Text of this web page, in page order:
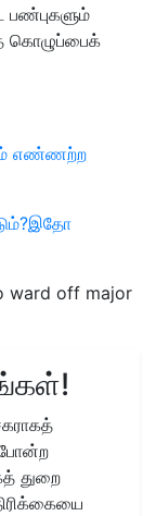
பண்புகளும்
கொழுப்பைக்
எண்ணற்ற
ward off major
போன்ற
துறை